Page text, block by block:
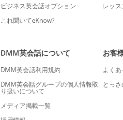
ビジネス英会話オプション
これ聞いてeKnow?
レッ
DMM英会話について
DMM英会話利用規約
DMM英会話グループの個人情報取
り扱いについて
メディア掲載一覧
お客
よく
とっ